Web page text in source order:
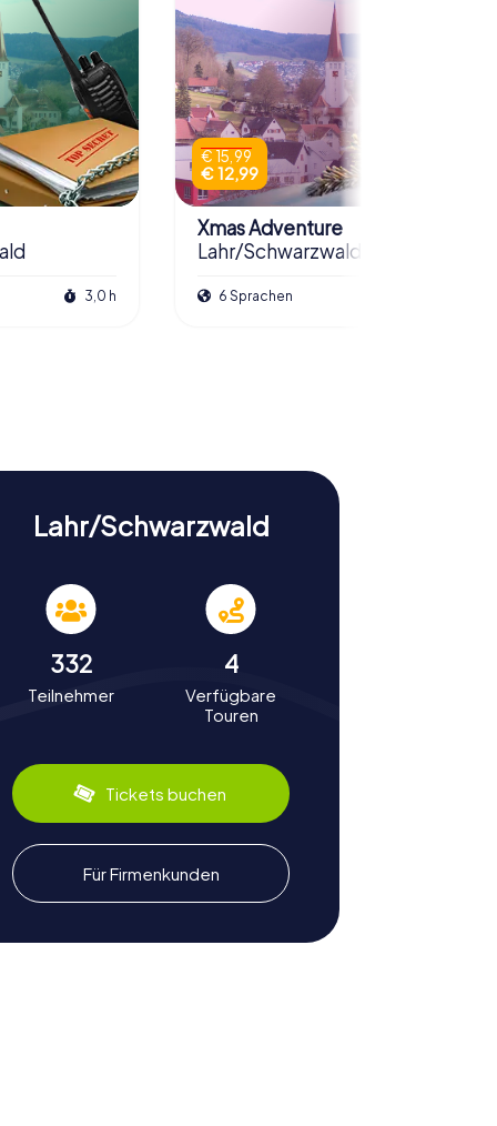
3,0 h
€ 15,99
€ 12,99
Xmas Adventure
Lahr/Schwarzwald
6 Sprachen
Lahr/Schwarzwald
332
Teilnehmer
4
Verfügbare
Touren
Tickets buchen
Für Firmenkunden